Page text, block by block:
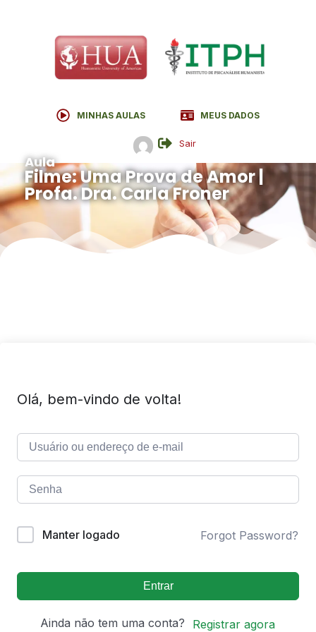
MINHAS AULAS MEUS DADOS
Sair
Aula
Filme: Uma Prova de Amor |
Profa. Dra. Carla Froner
Olá, bem-vindo de volta!
Manter logado Forgot Password?
Entrar
Ainda não tem uma conta? Registrar agora